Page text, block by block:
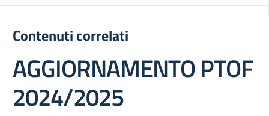
Contenuti correlati
AGGIORNAMENTO PTOF
2024/2025